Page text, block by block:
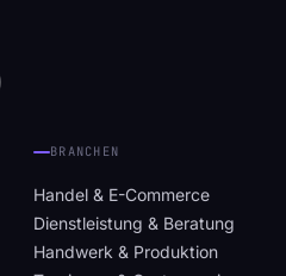
BRANCHEN
Handel & E-Commerce
Dienstleistung & Beratung
Handwerk & Produktion